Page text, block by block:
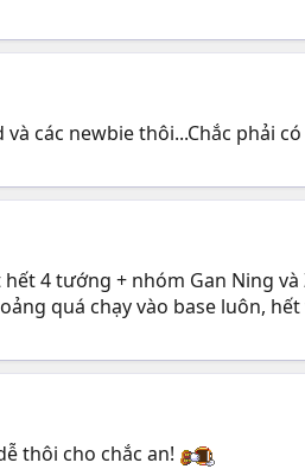
các newbie thôi...Chắc phải
4 tướng + nhóm Gan Ning
quá chạy vào base luôn,
thôi cho chắc an!